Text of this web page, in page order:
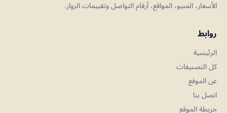
الأسعار، المنيو، المواقع، أرقام التواصل وتقييمات الزوار.
روابط
الرئيسية
كل التصنيفات
عن الموقع
اتصل بنا
خريطة الموقع